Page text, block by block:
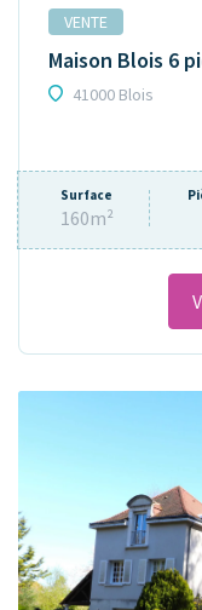
VENTE
Maison Blois 6
41000 Blois
Surface
160m²